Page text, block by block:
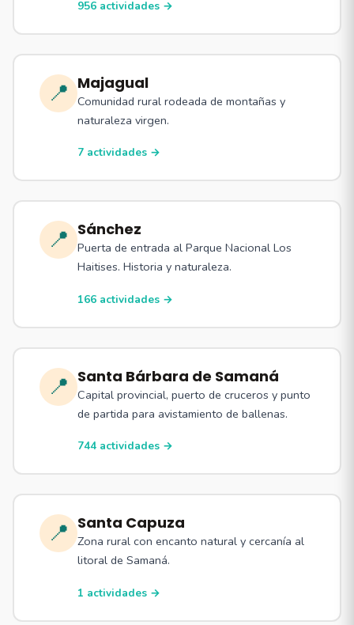
956 actividades →
📍 Majagual
Comunidad rural rodeada de montañas y
naturaleza virgen.
7 actividades →
📍 Sánchez
Puerta de entrada al Parque Nacional Los
Haitises. Historia y naturaleza.
166 actividades →
📍 Santa Bárbara de Samaná
Capital provincial, puerto de cruceros y punto
de partida para avistamiento de ballenas.
744 actividades →
📍 Santa Capuza
Zona rural con encanto natural y cercanía al
litoral de Samaná.
1 actividades →